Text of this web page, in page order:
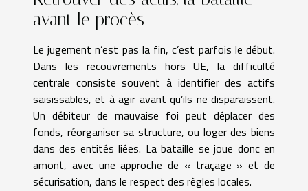
avant le procès
Le jugement n’est pas la fin, c’est parfois le début.
Dans les recouvrements hors UE, la difficulté
centrale consiste souvent à identifier des actifs
saisissables, et à agir avant qu’ils ne disparaissent.
Un débiteur de mauvaise foi peut déplacer des
fonds, réorganiser sa structure, ou loger des biens
dans des entités liées. La bataille se joue donc en
amont, avec une approche de « traçage » et de
sécurisation, dans le respect des règles locales.